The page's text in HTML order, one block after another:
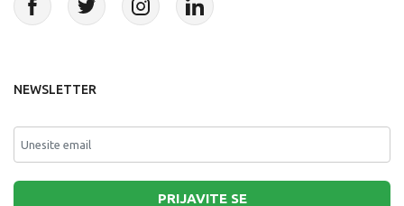
NEWSLETTER
PRIJAVITE SE